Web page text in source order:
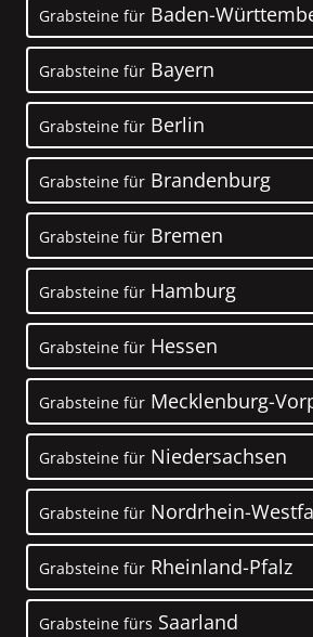
Grabsteine für Baden-
Grabsteine für Bayern
Grabsteine für Berlin
Grabsteine für Brandenburg
Grabsteine für Bremen
Grabsteine für Hamburg
Grabsteine für Hessen
Grabsteine für Mecklenburg-
Grabsteine für Niedersachsen
Grabsteine für Nordrhein-
Grabsteine für Rheinland-Pfalz
Grabsteine fürs Saarland